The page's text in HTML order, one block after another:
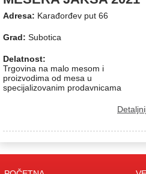
Adresa: Karađorđev put 66
Grad: Subotica
Delatnost:
Trgovina na malo mesom i
proizvodima od mesa u
specijalizovanim prodavnicama